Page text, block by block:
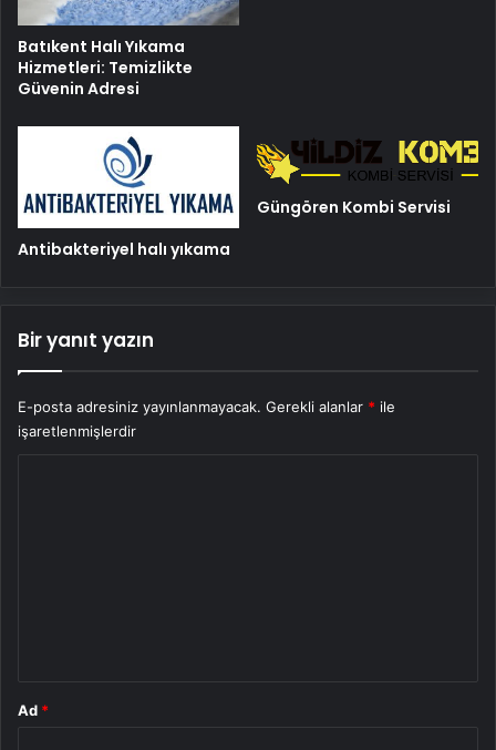
Batıkent Halı Yıkama
Hizmetleri: Temizlikte
Güvenin Adresi
Antibakteriyel halı yıkama
Güngören Kombi Servisi
Bir yanıt yazın
E-posta adresiniz yayınlanmayacak. Gerekli alanlar * ile
işaretlenmişlerdir
Ad *